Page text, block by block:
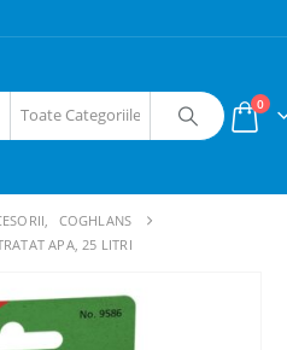
0
,
COGHLANS
APA, 25 LITRI